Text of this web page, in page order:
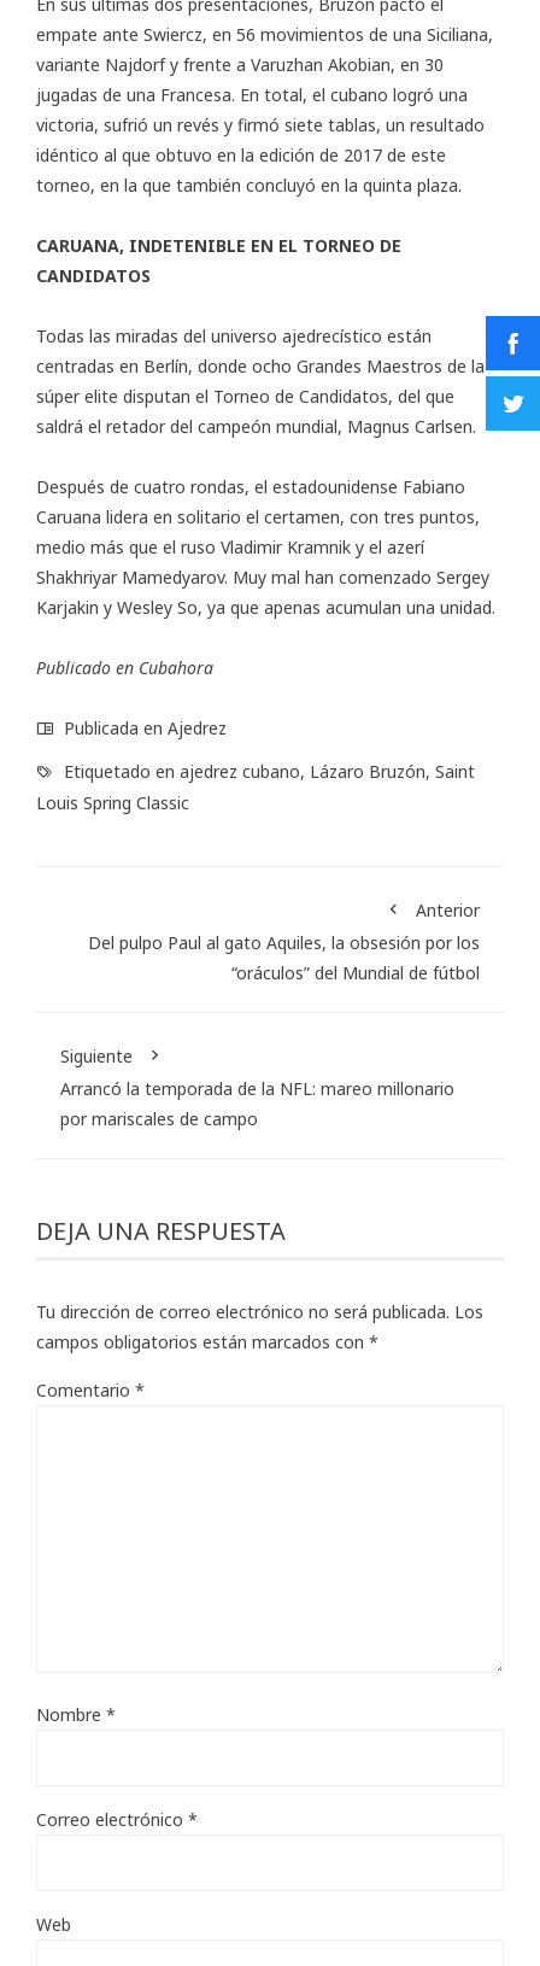
empate ante Swiercz, en 56 movimientos de una Siciliana,
variante Najdorf y frente a Varuzhan Akobian, en 30
jugadas de una Francesa. En total, el cubano logró una
victoria, sufrió un revés y firmó siete tablas, un resultado
idéntico al que obtuvo en la edición de 2017 de este
torneo, en la que también concluyó en la quinta plaza.
CARUANA, INDETENIBLE EN EL TORNEO DE
CANDIDATOS
Todas las miradas del universo ajedrecístico están
centradas en Berlín, donde ocho Grandes Maestros de la
súper elite disputan el Torneo de Candidatos, del que
saldrá el retador del campeón mundial, Magnus Carlsen.
Después de cuatro rondas, el estadounidense Fabiano
Caruana lidera en solitario el certamen, con tres puntos,
medio más que el ruso Vladimir Kramnik y el azerí
Shakhriyar Mamedyarov. Muy mal han comenzado Sergey
Karjakin y Wesley So, ya que apenas acumulan una unidad.
Publicado en Cubahora
Publicada en Ajedrez
Etiquetado en ajedrez cubano, Lázaro Bruzón, Saint
Louis Spring Classic
Anterior
Del pulpo Paul al gato Aquiles, la obsesión por los
“oráculos” del Mundial de fútbol
Siguiente
Arrancó la temporada de la NFL: mareo millonario
por mariscales de campo
DEJA UNA RESPUESTA
Tu dirección de correo electrónico no será publicada. Los
campos obligatorios están marcados con *
Comentario *
Nombre *
Correo electrónico *
Web